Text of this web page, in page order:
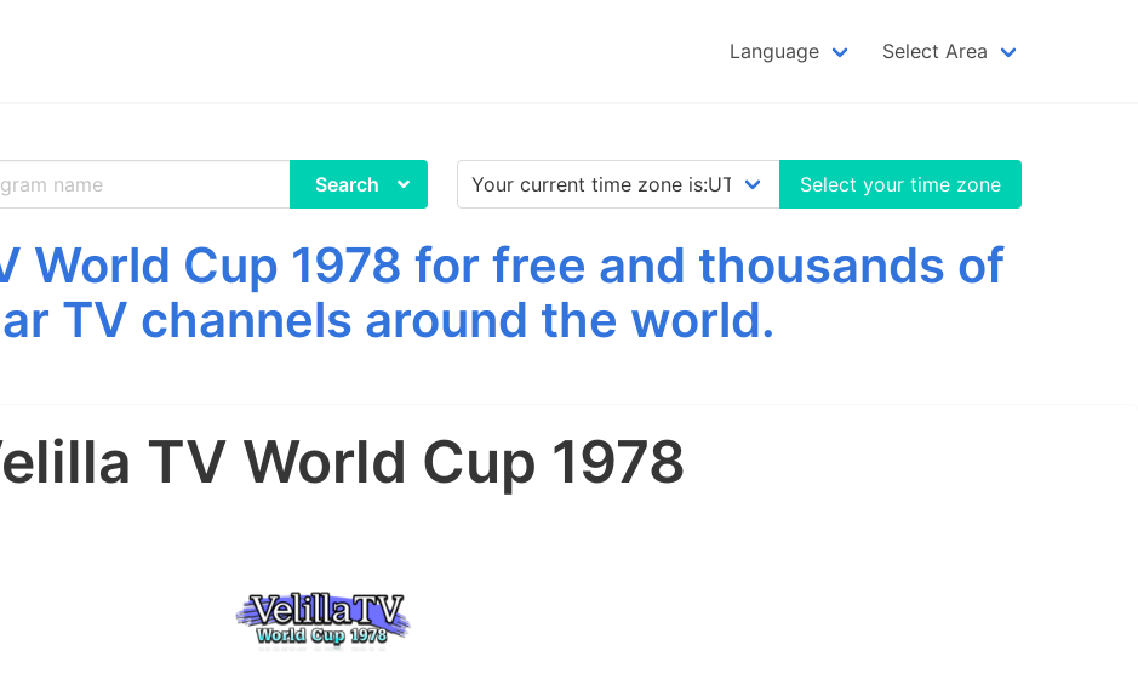
Language Select Area
Search Select your time zone
World Cup 1978 for free and thousands of
TV channels around the world.
TV World Cup 1978